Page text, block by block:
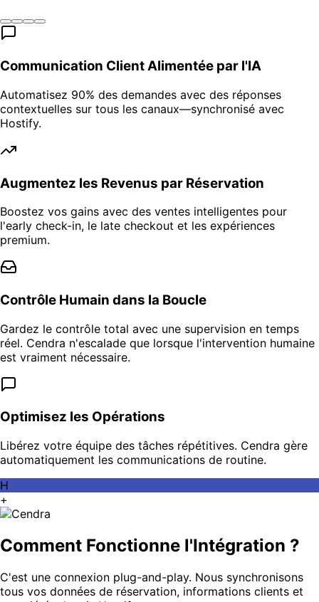
Communication Client Alimentée par l'IA
Automatisez 90% des demandes avec des réponses
contextuelles sur tous les canaux—synchronisé avec
Hostify.
Augmentez les Revenus par Réservation
Boostez vos gains avec des ventes intelligentes pour
l'early check-in, le late checkout et les expériences
premium.
Contrôle Humain dans la Boucle
Gardez le contrôle total avec une supervision en temps
réel. Cendra n'escalade que lorsque l'intervention humaine
est vraiment nécessaire.
Optimisez les Opérations
Libérez votre équipe des tâches répétitives. Cendra gère
automatiquement les communications de routine.
H
+
Comment Fonctionne l'Intégration ?
C'est une connexion plug-and-play. Nous synchronisons
tous vos données de réservation, informations clients et